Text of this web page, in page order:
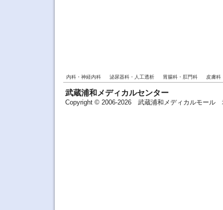
内科・神経内科 泌尿器科・人工透析 胃腸科・肛門科 皮膚科
武蔵浦和メディカルセンター
Copyright © 2006-2026 武蔵浦和メディカルモール